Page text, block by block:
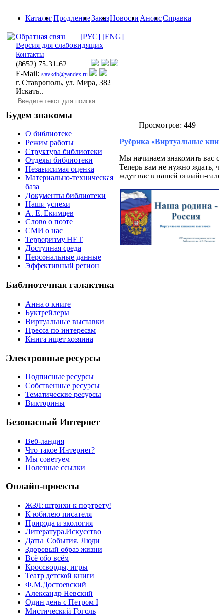
КаталогПродлениеЗаказНовости АнонсСправка
Обратная связь [РУС] [ENG]
Версия для слабовидящих
Контакты
(8652) 75-31-62
E-Mail: stavkdb@yandex.ru
г. Ставрополь, ул. Мира, 382
Искать...
Будем знакомы
О библиотеке
Режим работы
Структура библиотеки
Отделы библиотеки
Независимая оценка
Материально-техническая
база
Документы библиотеки
Наши успехи
А. Е. Екимцев
Слово о поэте
СМИ о нас
Терроризму НЕТ
Доступная среда
Персональные данные
Эффективный регион
Библиотечная галактика
Анна о книге
Буктрейлеры
Виртуальные выставки
Пресса по интересам
Книга ищет хозяина
Электронные ресурсы
Подписные ресурсы
Собственные ресурсы
Тематические ресурсы
Викторины
Безопасный Интернет
Веб-ландия
Что такое Интернет?
Мы советуем
Полезные ссылки
Онлайн-проекты
ЖЗЛ: штрихи к портрету!
К юбилею писателя
Природа и экология
Литература.Искусство
Даты. События. Люди
Здоровый образ жизни
Всё обо всём
Кроссворды, игры
Театр детской книги
Ф.М.Достоевский
Александр Невский
Один день с Петром I
Мистический Гоголь
Просмотров: 449
Рубрика «Виртуальные
Мы начинаем знакомить
Теперь вам не нужно ждать,
ждут вас в нашей онлайн-